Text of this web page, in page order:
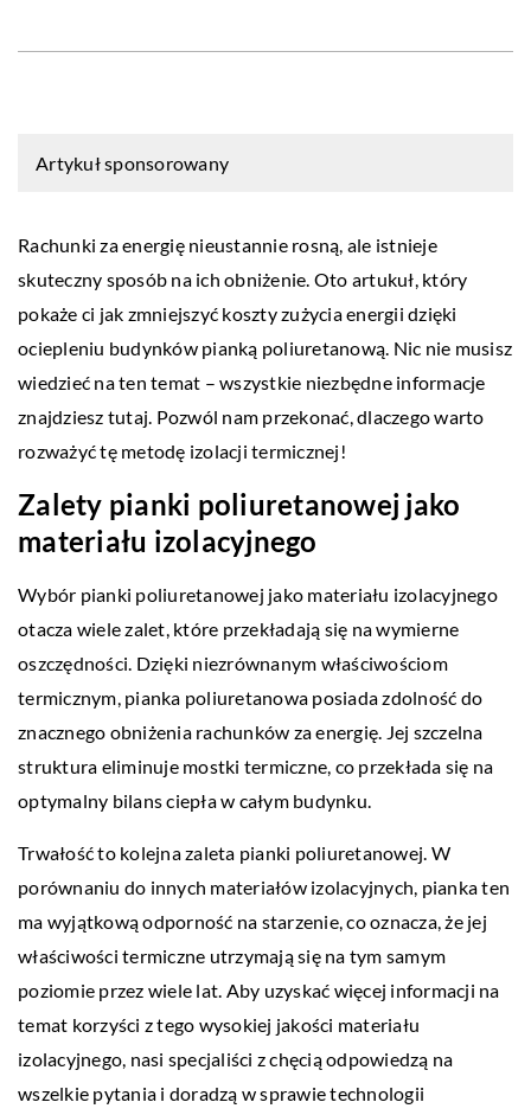
Artykuł sponsorowany
Rachunki za energię nieustannie rosną, ale istnieje
skuteczny sposób na ich obniżenie. Oto artukuł, który
pokaże ci jak zmniejszyć koszty zużycia energii dzięki
ociepleniu budynków pianką poliuretanową. Nic nie musisz
wiedzieć na ten temat – wszystkie niezbędne informacje
znajdziesz tutaj. Pozwól nam przekonać, dlaczego warto
rozważyć tę metodę izolacji termicznej!
Zalety pianki poliuretanowej jako
materiału izolacyjnego
Wybór pianki poliuretanowej jako materiału izolacyjnego
otacza wiele zalet, które przekładają się na wymierne
oszczędności. Dzięki niezrównanym właściwościom
termicznym, pianka poliuretanowa posiada zdolność do
znacznego obniżenia rachunków za energię. Jej szczelna
struktura eliminuje mostki termiczne, co przekłada się na
optymalny bilans ciepła w całym budynku.
Trwałość to kolejna zaleta pianki poliuretanowej. W
porównaniu do innych materiałów izolacyjnych, pianka ten
ma wyjątkową odporność na starzenie, co oznacza, że jej
właściwości termiczne utrzymają się na tym samym
poziomie przez wiele lat. Aby uzyskać więcej informacji na
temat korzyści z tego wysokiej jakości materiału
izolacyjnego, nasi specjaliści z chęcią odpowiedzą na
wszelkie pytania i doradzą w sprawie technologii